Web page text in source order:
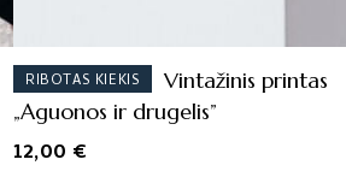
RIBOTAS KIEKIS
Vintažinis printas
„Aguonos ir drugelis”
12,00 €